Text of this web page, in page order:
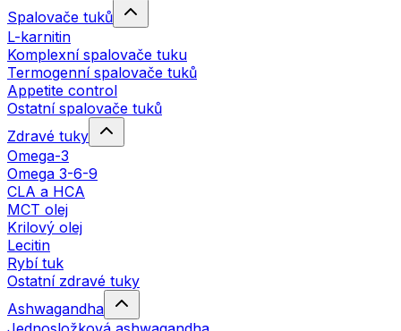
Spalovače tuků
L-karnitin
Komplexní spalovače tuku
Termogenní spalovače tuků
Appetite control
Ostatní spalovače tuků
Zdravé tuky
Omega-3
Omega 3-6-9
CLA a HCA
MCT olej
Krilový olej
Lecitin
Rybí tuk
Ostatní zdravé tuky
Ashwagandha